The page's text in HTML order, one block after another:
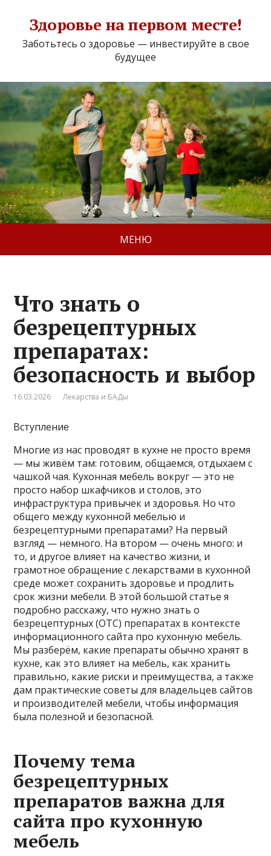
Здоровье на первом месте!
Заботьтесь о здоровье — инвестируйте в свое
будущее
МЕНЮ
Что знать о
безрецептурных
препаратах:
безопасность и выбор
16.03.2026 Лекарства и БАДы
Вступление
Многие из нас проводят в кухне не просто время
— мы живём там: готовим, общаемся, отдыхаем с
чашкой чая. Кухонная мебель вокруг — это не
просто набор шкафчиков и столов, это
инфраструктура привычек и здоровья. Но что
общего между кухонной мебелью и
безрецептурными препаратами? На первый
взгляд — немного. На втором — очень много: и
то, и другое влияет на качество жизни, и
грамотное обращение с лекарствами в кухонной
среде может сохранить здоровье и продлить
срок жизни мебели. В этой большой статье я
подробно расскажу, что нужно знать о
безрецептурных (OTC) препаратах в контексте
информационного сайта про кухонную мебель.
Мы разберём, какие препараты обычно хранят в
кухне, как это влияет на мебель, как хранить
правильно, какие риски и преимущества, а также
дам практические советы для владельцев сайтов
и производителей мебели, чтобы информация
была полезной и безопасной.
Почему тема
безрецептурных
препаратов важна для
сайта про кухонную
мебель